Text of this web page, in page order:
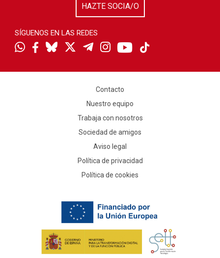
HAZTE SOCIA/O
SÍGUENOS EN LAS REDES
Contacto
Nuestro equipo
Trabaja con nosotros
Sociedad de amigos
Aviso legal
Política de privacidad
Política de cookies